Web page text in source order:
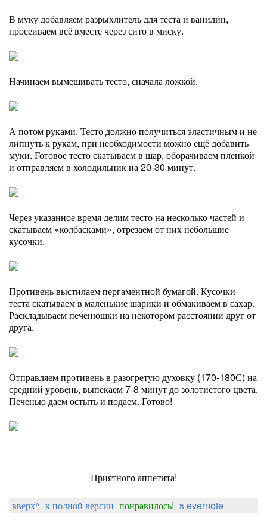
В муку добавляем разрыхлитель для теста и ванилин,
просеиваем всё вместе через сито в миску.
Начинаем вымешивать тесто, сначала ложкой.
А потом руками. Тесто должно получиться эластичным и не
липнуть к рукам, при необходимости можно ещё добавить
муки. Готовое тесто скатываем в шар, оборачиваем пленкой
и отправляем в холодильник на 20-30 минут.
Через указанное время делим тесто на несколько частей и
скатываем «колбасками», отрезаем от них небольшие
кусочки.
Противень выстилаем пергаментной бумагой. Кусочки
теста скатываем в маленькие шарики и обмакиваем в сахар.
Раскладываем печенюшки на некотором расстоянии друг от
друга.
Отправляем противень в разогретую духовку (170-180С) на
средний уровень, выпекаем 7-8 минут до золотистого цвета.
Печенью даем остыть и подаем. Готово!
Приятного аппетита!
вверх^ к полной версии понравилось! в evernote